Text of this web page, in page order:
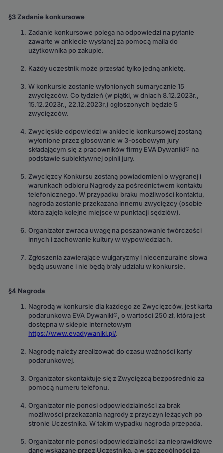
§3 Zadanie konkursowe
Zadanie konkursowe polega na odpowiedzi na pytanie
zawarte w ankiecie wysłanej za pomocą maila do
użytkownika po zakupie.
Każdy uczestnik może przesłać tylko jedną ankietę.
W konkursie zostanie wyłonionych sumarycznie 15
zwycięzców. Co tydzień (w piątki, w dniach 8.12.2023r.,
15.12.2023r., 22.12.2023r.) ogłoszonych będzie 5
zwycięzców.
Zwycięskie odpowiedzi w ankiecie konkursowej zostaną
wyłonione przez głosowanie w 3-osobowym jury
składającym się z pracowników firmy EVA Dywaniki® na
podstawie subiektywnej opinii jury.
Zwycięzcy Konkursu zostaną powiadomieni o wygranej i
warunkach odbioru Nagrody za pośrednictwem kontaktu
telefonicznego. W przypadku braku możliwości kontaktu,
nagroda zostanie przekazana innemu zwycięzcy (osobie
która zajęła kolejne miejsce w punktacji sędziów).
Organizator zwraca uwagę na poszanowanie twórczości
innych i zachowanie kultury w wypowiedziach.
Zgłoszenia zawierające wulgaryzmy i niecenzuralne słowa
będą usuwane i nie będą brały udziału w konkursie.
§4 Nagroda
Nagrodą w konkursie dla każdego ze Zwycięzców, jest karta
podarunkowa EVA Dywaniki®, o wartości 250 zł, która jest
dostępna w sklepie internetowym
https://www.evadywaniki.pl/.
Nagrodę należy zrealizować do czasu ważności karty
podarunkowej.
Organizator skontaktuje się z Zwycięzcą bezpośrednio za
pomocą numeru telefonu.
Organizator nie ponosi odpowiedzialności za brak
możliwości przekazania nagrody z przyczyn leżących po
stronie Uczestnika. W takim wypadku nagroda przepada.
Organizator nie ponosi odpowiedzialności za nieprawidłowe
dane wskazane przez Uczestnika, a w szczególności za